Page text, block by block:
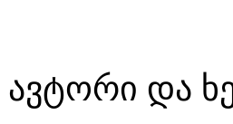
ავტორი და